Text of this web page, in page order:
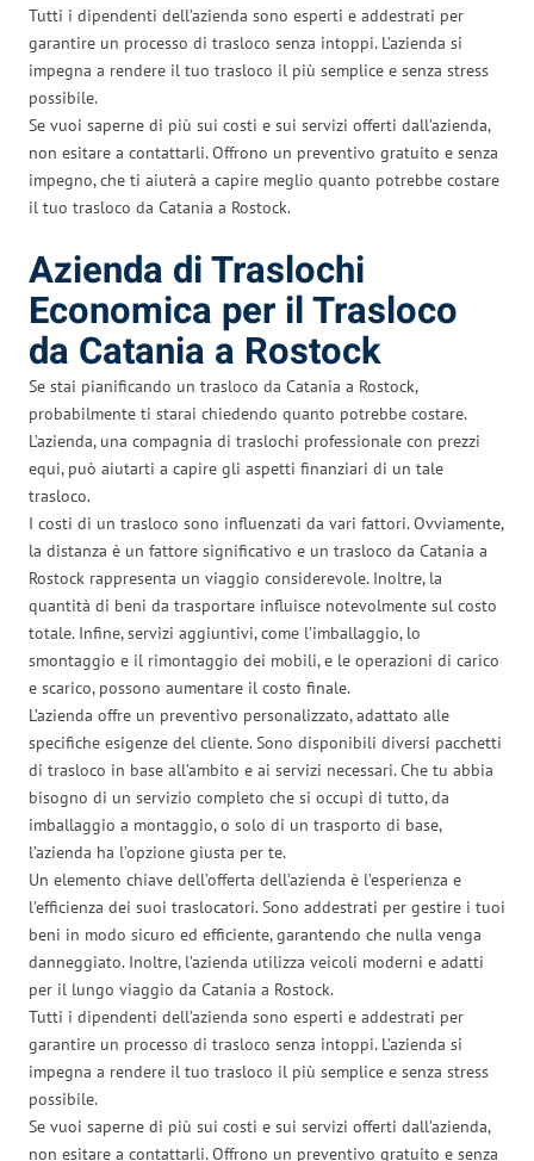
Tutti i dipendenti dell’azienda sono esperti e addestrati per
garantire un processo di trasloco senza intoppi. L’azienda si
impegna a rendere il tuo trasloco il più semplice e senza stress
possibile.
Se vuoi saperne di più sui costi e sui servizi offerti dall’azienda,
non esitare a contattarli. Offrono un preventivo gratuito e senza
impegno, che ti aiuterà a capire meglio quanto potrebbe costare
il tuo trasloco da Catania a Rostock.
Azienda di Traslochi
Economica per il Trasloco
da Catania a Rostock
Se stai pianificando un trasloco da Catania a Rostock,
probabilmente ti starai chiedendo quanto potrebbe costare.
L’azienda, una compagnia di traslochi professionale con prezzi
equi, può aiutarti a capire gli aspetti finanziari di un tale
trasloco.
I costi di un trasloco sono influenzati da vari fattori. Ovviamente,
la distanza è un fattore significativo e un trasloco da Catania a
Rostock rappresenta un viaggio considerevole. Inoltre, la
quantità di beni da trasportare influisce notevolmente sul costo
totale. Infine, servizi aggiuntivi, come l’imballaggio, lo
smontaggio e il rimontaggio dei mobili, e le operazioni di carico
e scarico, possono aumentare il costo finale.
L’azienda offre un preventivo personalizzato, adattato alle
specifiche esigenze del cliente. Sono disponibili diversi pacchetti
di trasloco in base all’ambito e ai servizi necessari. Che tu abbia
bisogno di un servizio completo che si occupi di tutto, da
imballaggio a montaggio, o solo di un trasporto di base,
l’azienda ha l’opzione giusta per te.
Un elemento chiave dell’offerta dell’azienda è l’esperienza e
l’efficienza dei suoi traslocatori. Sono addestrati per gestire i tuoi
beni in modo sicuro ed efficiente, garantendo che nulla venga
danneggiato. Inoltre, l’azienda utilizza veicoli moderni e adatti
per il lungo viaggio da Catania a Rostock.
Tutti i dipendenti dell’azienda sono esperti e addestrati per
garantire un processo di trasloco senza intoppi. L’azienda si
impegna a rendere il tuo trasloco il più semplice e senza stress
possibile.
Se vuoi saperne di più sui costi e sui servizi offerti dall’azienda,
non esitare a contattarli. Offrono un preventivo gratuito e senza